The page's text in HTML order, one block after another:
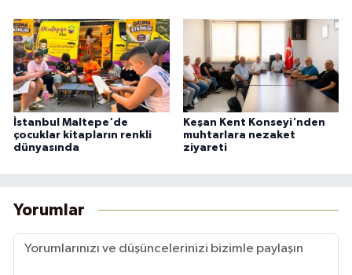
İstanbul Maltepe'de
çocuklar kitapların renkli
dünyasında
Keşan Kent Konseyi'nden
muhtarlara nezaket
ziyareti
Yorumlar